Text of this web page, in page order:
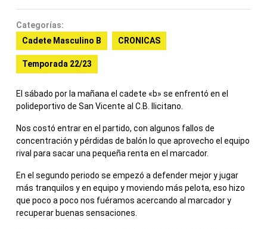
Categorías:
Cadete Masculino B
CRONICAS
Temporada 22/23
El sábado por la mañana el cadete «b» se enfrentó en el
polideportivo de San Vicente al C.B. Ilicitano.
Nos costó entrar en el partido, con algunos fallos de
concentración y pérdidas de balón lo que aprovecho el equipo
rival para sacar una pequeña renta en el marcador.
En el segundo periodo se empezó a defender mejor y jugar
más tranquilos y en equipo y moviendo más pelota, eso hizo
que poco a poco nos fuéramos acercando al marcador y
recuperar buenas sensaciones.